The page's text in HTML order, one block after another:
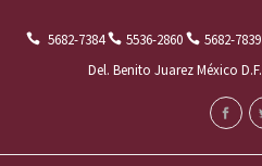
5682-7384 5536-2860 5682-7839
Del. Benito Juarez México D.F.